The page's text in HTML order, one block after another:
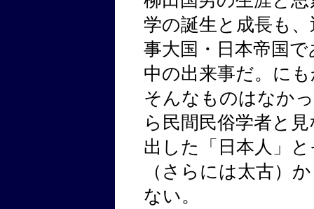
学の誕生と成長も
事大国・日本帝国
中の出来事だ。に
そんなものはなか
ら民間民俗学者と
出した「日本人」
（さらには太古）
ない。